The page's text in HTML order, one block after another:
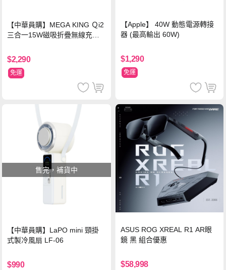
【中華員購】MEGA KING Ｑi2
三合一15W磁吸折疊無線充電
$2,290
免運
【Apple】 40W 動態電源轉接
器 (最高輸出 60W)
$1,290
免運
售完，補貨中
【中華員購】LaPO mini 頸掛
式製冷風扇 LF-06
$990
ASUS ROG XREAL R1 AR眼
鏡 黑 組合優惠
$58,998